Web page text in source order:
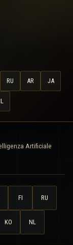
RU AR JA
Artificiale
FI RU
KO NL